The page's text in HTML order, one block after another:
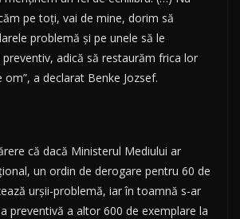
pe toţi, vai de mine, dorim să
problemă şi pe unele să le
adică să restaurăm frica lor
a declarat Benke Jozsef.
că dacă Ministerul Mediului ar
un ordin de derogare pentru 60 de
urşii-problemă, iar în toamnă s-ar
preventivă a altor 600 de exemplare la